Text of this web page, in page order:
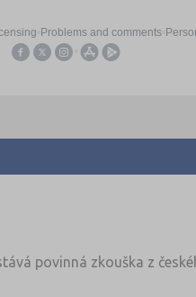
povinná zkouška z